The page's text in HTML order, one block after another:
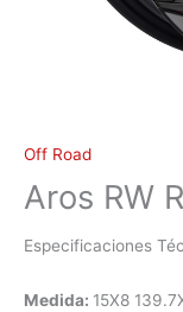
Off Road
Aros RW
Especificaciones
Medida: 15X8